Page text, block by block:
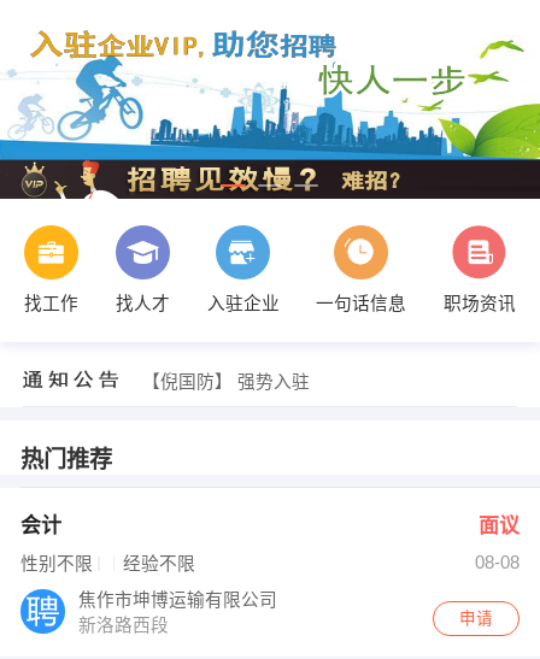
找工作 找人才 入驻企业 一句话信息
职场资讯
【倪国防】 强势入驻
人事部 发布 [家居顾问 ] 招聘信息
【河南省柚子文化传媒】 强势入驻
热门推荐
会计 面议
性别不限 经验不限
08-08
焦作市坤博运输有限公司
新洛路西段
申请